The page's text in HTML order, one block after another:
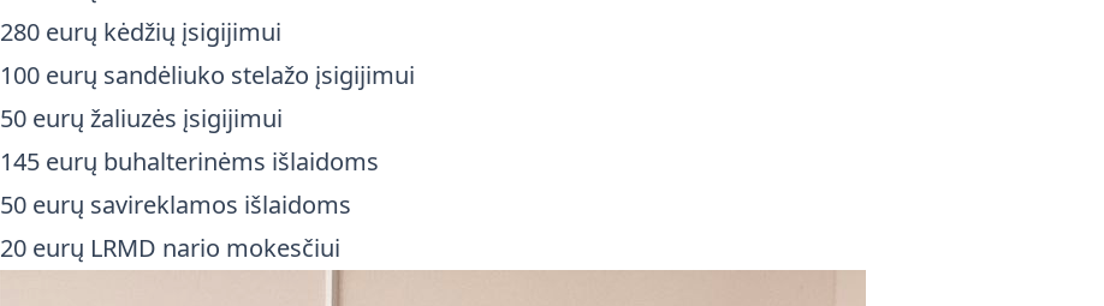
280 eurų kėdžių įsigijimui
100 eurų sandėliuko stelažo įsigijimui
50 eurų žaliuzės įsigijimui
145 eurų buhalterinėms išlaidoms
50 eurų savireklamos išlaidoms
20 eurų LRMD nario mokesčiui